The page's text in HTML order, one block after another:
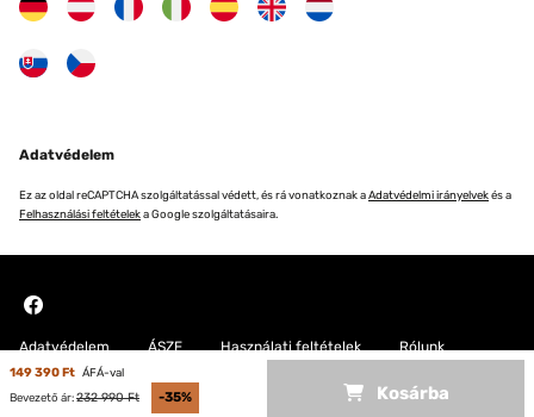
149 390 Ft ÁFÁ-val
Bevezető ár:232 990 Ft -35% Kosárba
Adatvédelem
Ez az oldal reCAPTCHA szolgáltatással védett, és rá vonatkoznak aAdatvédelmi irányelvekés a
Felhasználási feltételeka Google szolgáltatásaira.
Adatvédelem ÁSZF Használati feltételek Rólunk
Copyright © 2026 Blumfeldt. All rights reserved